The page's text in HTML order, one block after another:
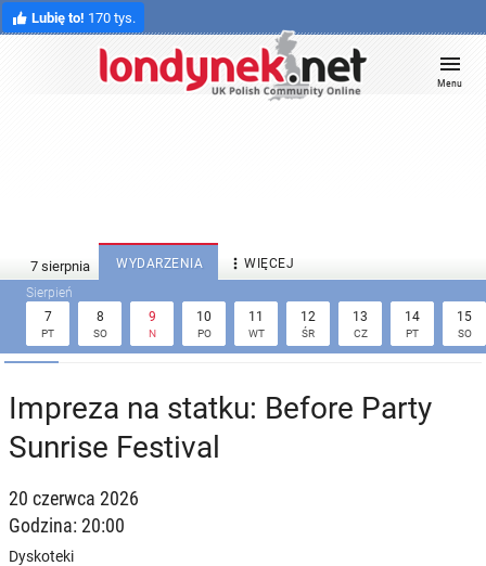
Lubię to! 170 tys.
Menu
WYDARZENIA  WIĘCEJ
7
PT
8
SO
9
N
10
PO
11
WT
12
ŚR
13
CZ
14
PT
15
SO
Impreza na statku: Before Party
Sunrise Festival
20 czerwca 2026
Godzina: 20:00
Dyskoteki